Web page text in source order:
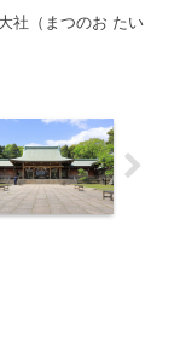
社（まつのお たい